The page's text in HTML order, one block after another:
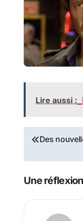
Lire aussi :
de
l’article
Des
Une